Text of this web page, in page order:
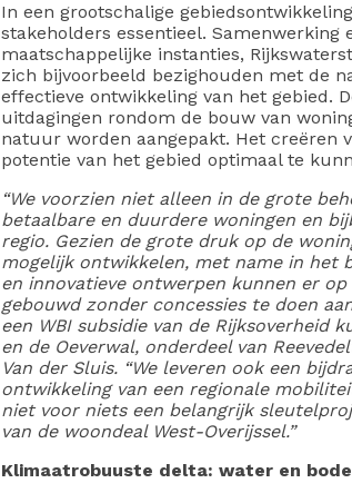
In een grootschalige
stakeholders essentieel.
maatschappelijke instanties,
zich bijvoorbeeld bezighouden met de
effectieve ontwikkeling van het gebied.
uitdagingen rondom de bouw van
natuur worden aangepakt. Het creëren
potentie van het gebied optimaal te
“We voorzien niet alleen in de grote
betaalbare en duurdere woningen en
regio. Gezien de grote druk op de
mogelijk ontwikkelen, met name in het
en innovatieve ontwerpen kunnen er
gebouwd zonder concessies te doen
een WBI subsidie van de Rijksoverheid
en de Oeverwal, onderdeel van
Van der Sluis. “We leveren ook een
ontwikkeling van een regionale
niet voor niets een belangrijk
van de woondeal West-Overijssel.”
Klimaatrobuuste delta: water en